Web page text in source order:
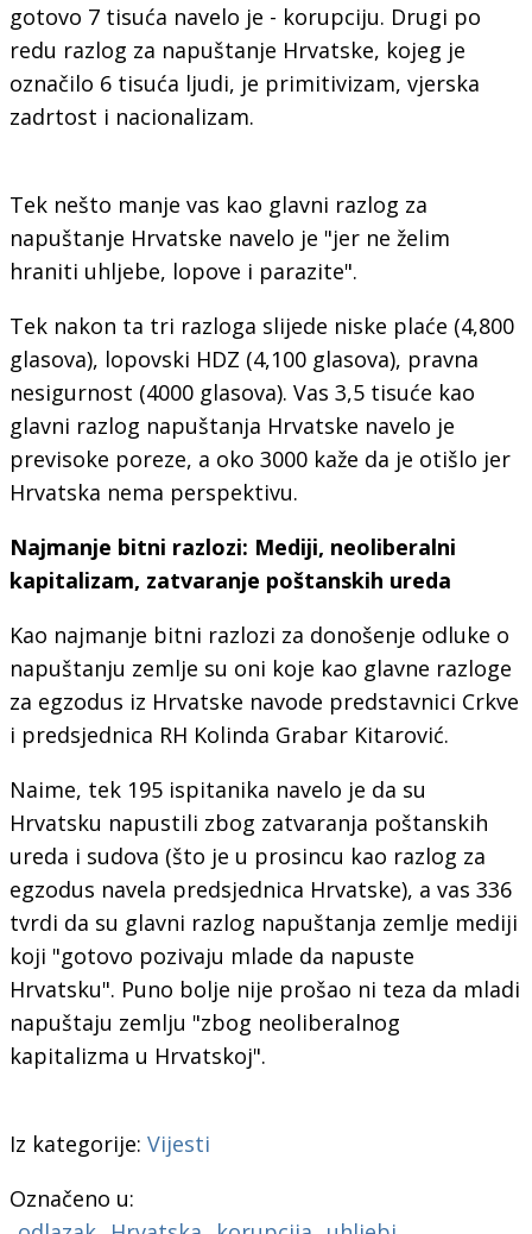
gotovo 7 tisuća navelo je - korupciju. Drugi po
redu razlog za napuštanje Hrvatske, kojeg je
označilo 6 tisuća ljudi, je primitivizam, vjerska
zadrtost i nacionalizam.
Tek nešto manje vas kao glavni razlog za
napuštanje Hrvatske navelo je "jer ne želim
hraniti uhljebe, lopove i parazite".
Tek nakon ta tri razloga slijede niske plaće (4,800
glasova), lopovski HDZ (4,100 glasova), pravna
nesigurnost (4000 glasova). Vas 3,5 tisuće kao
glavni razlog napuštanja Hrvatske navelo je
previsoke poreze, a oko 3000 kaže da je otišlo jer
Hrvatska nema perspektivu.
Najmanje bitni razlozi: Mediji, neoliberalni
kapitalizam, zatvaranje poštanskih ureda
Kao najmanje bitni razlozi za donošenje odluke o
napuštanju zemlje su oni koje kao glavne razloge
za egzodus iz Hrvatske navode predstavnici Crkve
i predsjednica RH Kolinda Grabar Kitarović.
Naime, tek 195 ispitanika navelo je da su
Hrvatsku napustili zbog zatvaranja poštanskih
ureda i sudova (što je u prosincu kao razlog za
egzodus navela predsjednica Hrvatske), a vas 336
tvrdi da su glavni razlog napuštanja zemlje mediji
koji "gotovo pozivaju mlade da napuste
Hrvatsku". Puno bolje nije prošao ni teza da mladi
napuštaju zemlju "zbog neoliberalnog
kapitalizma u Hrvatskoj".
Iz kategorije: Vijesti
Označeno u: